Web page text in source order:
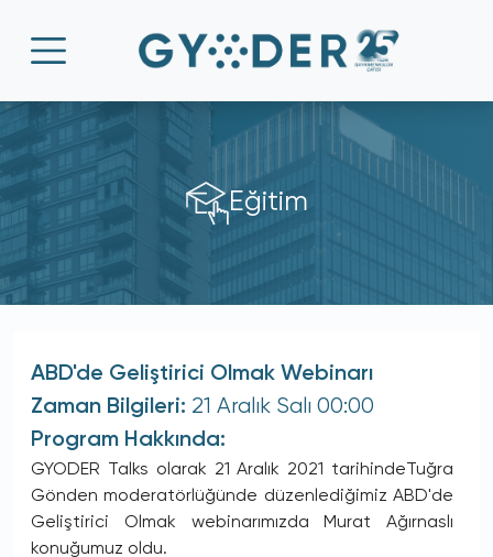
Eğitim
ABD'de Geliştirici Olmak Webinarı
Zaman Bilgileri: 21 Aralık Salı 00:00
Program Hakkında:
GYODER Talks olarak 21 Aralık 2021 tarihindeTuğra
Gönden moderatörlüğünde düzenlediğimiz ABD'de
Geliştirici Olmak webinarımızda Murat Ağırnaslı
konuğumuz oldu.